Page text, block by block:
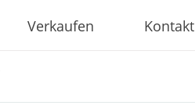
Verkaufen Kontakt